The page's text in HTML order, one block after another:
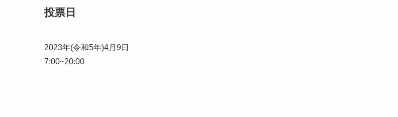
投票日
2023年(令和5年)4月9日
7:00~20:00